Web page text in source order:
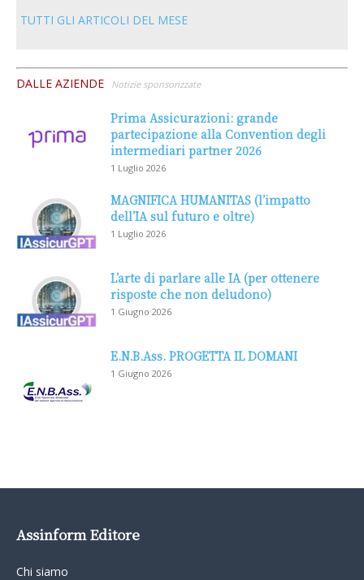
TUTTI GLI ARTICOLI DEL MESE
DALLE AZIENDE Notizie sponsorizzate
Prima Assicurazioni: grande
partecipazione alla Convention degli
intermediari partner 2026
1 Luglio 2026
MAGNIFICA HUMANITAS (l’impatto
dell’IA sul futuro e oltre)
1 Luglio 2026
L’arte di parlare alle IA (per ottenere
risposte che non deludono)
1 Giugno 2026
E.N.B.Ass. PROGETTA IL DOMANI
1 Giugno 2026
Assinform Editore
Chi siamo